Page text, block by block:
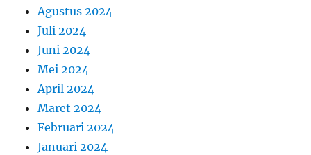
Agustus 2024
Juli 2024
Juni 2024
Mei 2024
April 2024
Maret 2024
Februari 2024
Januari 2024